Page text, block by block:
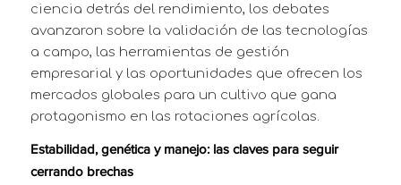
ciencia detrás del rendimiento, los debates
avanzaron sobre la validación de las tecnologías
a campo, las herramientas de gestión
empresarial y las oportunidades que ofrecen los
mercados globales para un cultivo que gana
protagonismo en las rotaciones agrícolas.
Estabilidad, genética y manejo: las claves para seguir
cerrando brechas